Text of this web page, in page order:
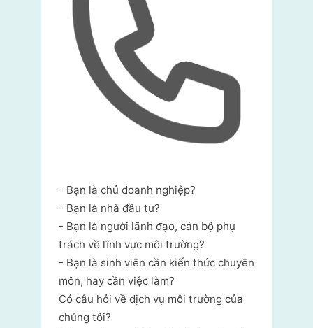
- Bạn là chủ doanh nghiệp?
- Bạn là nhà đầu tư?
- Bạn là người lãnh đạo, cán bộ phụ
trách về lĩnh vực môi trường?
- Bạn là sinh viên cần kiến thức chuyên
môn, hay cần việc làm?
Có câu hỏi về dịch vụ môi trường của
chúng tôi?